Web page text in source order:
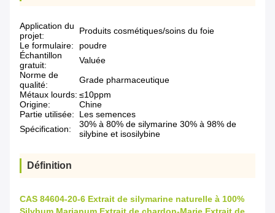
Application du
projet:
Produits cosmétiques/soins du foie
Le formulaire:
poudre
Échantillon
gratuit:
Valuée
Norme de
qualité:
Grade pharmaceutique
Métaux lourds: ≤10ppm
Origine:
Chine
Partie utilisée:
Les semences
Spécification:
30% à 80% de silymarine 30% à 98% de
silybine et isosilybine
Définition
CAS 84604-20-6 Extrait de silymarine naturelle à 100%